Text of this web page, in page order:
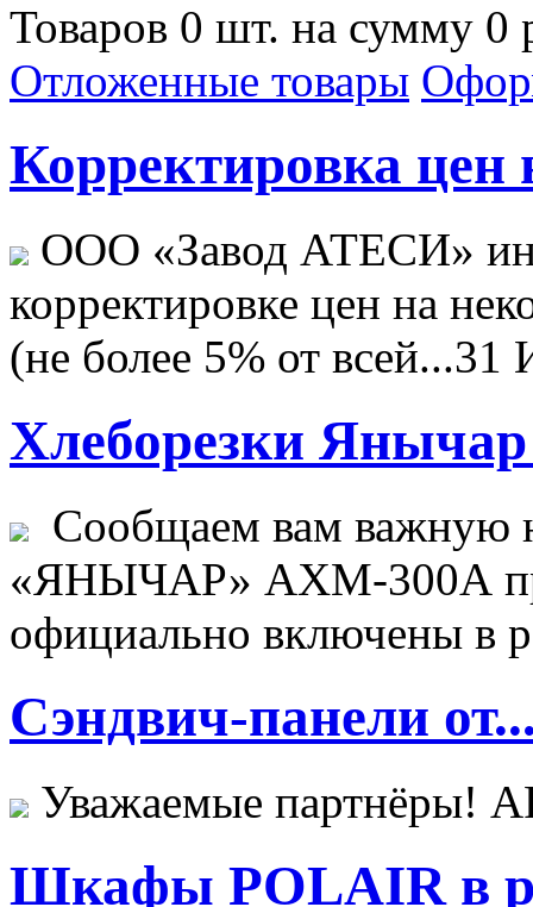
Товаров 0 шт. на сумму 0
Отложенные товары
Корректировка цен
ООО «Завод АТЕСИ»
корректировке цен на
(не более 5% от всей...31
Хлеборезки Янычар
Сообщаем вам важную
«ЯНЫЧАР» АХМ-300А
официально включены в
Сэндвич-панели
Уважаемые
Шкафы POLAIR в